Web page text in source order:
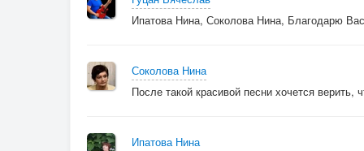
Ипатова Нина, Соколова Нина, Благодарю
Соколова Нина
После такой красивой песни хочется верить,
Ипатова Нина